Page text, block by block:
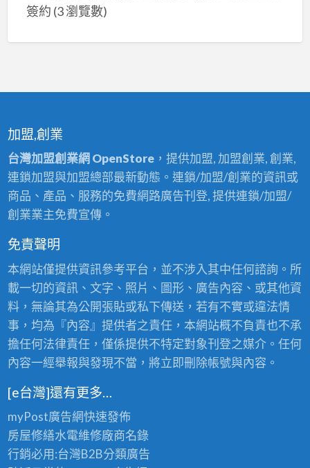
簽約 (3 瀏覽數)
加盟,創業
台灣加盟創業網 OpenStore，提供加盟, 加盟創業, 創業,
連鎖加盟與加盟總部最新動態。連鎖/加盟/創業的資訊或
商品、產品、服務的免費網路廣告刊登, 提供連鎖/加盟/
創業業主免費宣傳。
免責聲明
本網站僅提供資訊參考平台，並不涉入其中任何諮詢。所
載一切的資訊、文字、照片、圖形、廣告內容、或其他資
料，無論其為公開張貼或私下傳送，若有不實或違法情
事，均為『內容』提供者之責任，本網站概不負責也不承
擔任何法律責任，僅係提供不特定對象刊登之媒介。任何
內容一經舉報與發現不當，將立即刪除帳號與內容。
[e台灣]還有更多…
myPost廣告網快速發佈
房屋修繕水電維修廠商名錄
行銷必用:台灣B2B分類廣告